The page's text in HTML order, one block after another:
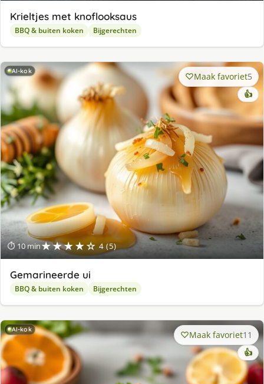
Krieltjes met knoflooksaus
BBQ & buiten koken Bijgerechten
AI-kok
⏱ 10 min★★★★☆ 4 (5)
Maak favoriet5
👍
Gemarineerde ui
BBQ & buiten koken Bijgerechten
AI-kok Maak favoriet11
👍